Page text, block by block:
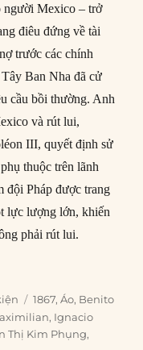
người Mexico – trở
điêu đứng về tài
trước các chính
Ban Nha đã cử
cầu bồi thường. Anh
và rút lui,
III, quyết định sử
thuộc trên lãnh
đội Pháp được trang
lực lượng lớn, khiến
phải rút lui.
Mexico bị hành quyết”
Tags
1867,Áo, Benito
, Ignacio
Thị Kim Phụng,